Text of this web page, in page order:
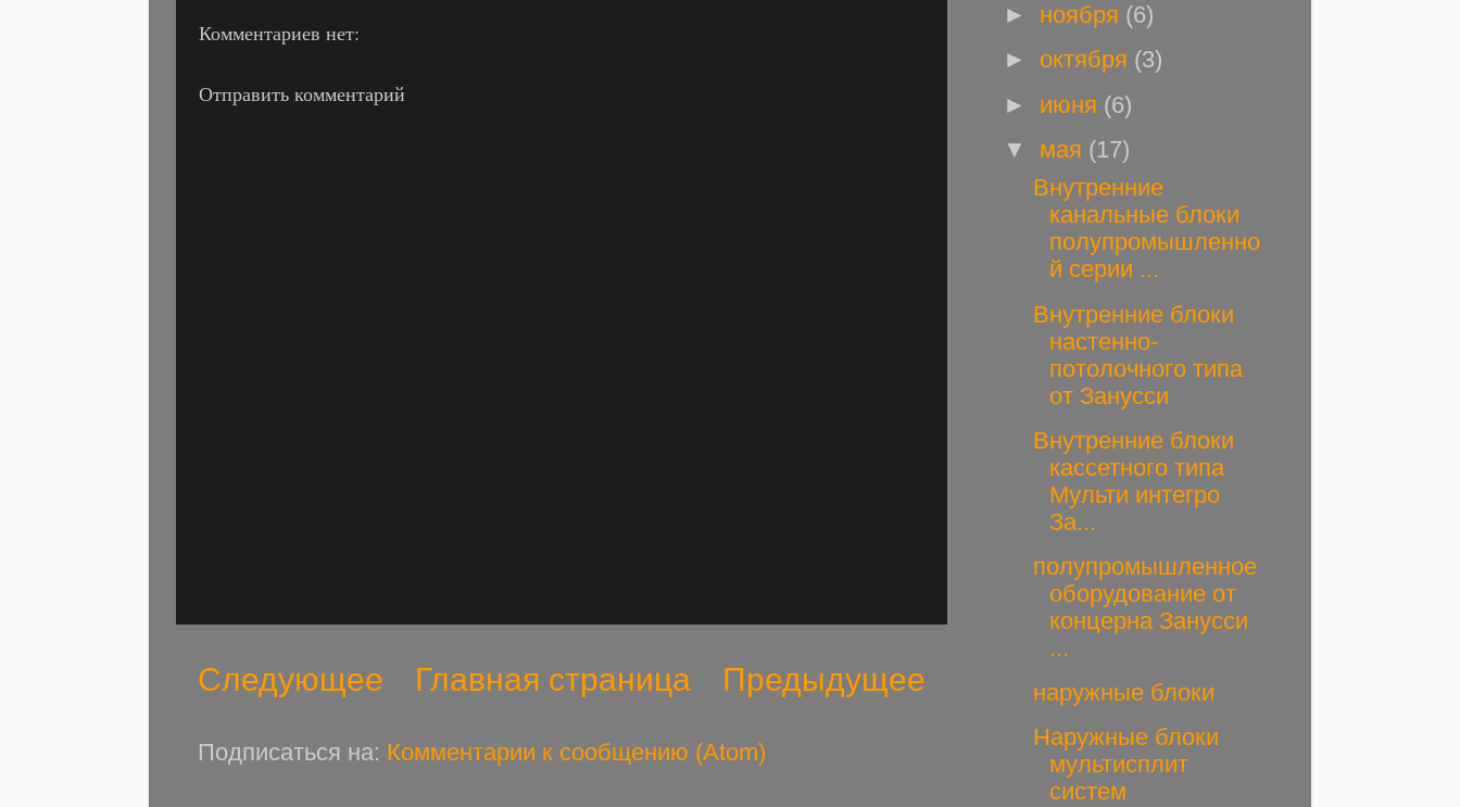
Комментариев нет:
Отправить комментарий
Следующее Предыдущее
Главная страница
Подписаться на: Комментарии к сообщению (Atom)
► ноября (6)
► октября (3)
► июня (6)
▼ мая (17)
Внутренние
канальные блоки
полупромышленно
й серии ...
Внутренние блоки
настенно-
потолочного типа
от Занусси
Внутренние блоки
кассетного типа
Мульти интегро
За...
полупромышленное
оборудование от
концерна Занусси
...
наружные блоки
Наружные блоки
мультисплит
систем